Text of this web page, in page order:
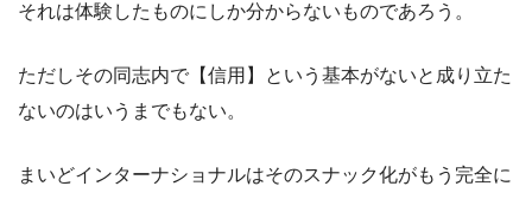
それは体験したものにしか分からないものであろう。
ただしその同志内で【信用】という基本がないと成り立た
ないのはいうまでもない。
まいどインターナショナルはそのスナック化がもう完全に